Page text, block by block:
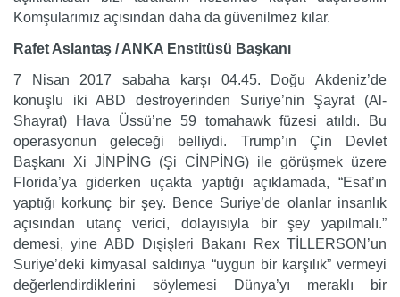
Komşularımız açısından daha da güvenilmez kılar.
Rafet Aslantaş / ANKA Enstitüsü Başkanı
7 Nisan 2017 sabaha karşı 04.45. Doğu Akdeniz’de
konuşlu iki ABD destroyerinden Suriye’nin Şayrat (Al-
Shayrat) Hava Üssü’ne 59 tomahawk füzesi atıldı. Bu
operasyonun geleceği belliydi. Trump’ın Çin Devlet
Başkanı Xi JİNPİNG (Şi CİNPİNG) ile görüşmek üzere
Florida’ya giderken uçakta yaptığı açıklamada, “Esat’ın
yaptığı korkunç bir şey. Bence Suriye’de olanlar insanlık
açısından utanç verici, dolayısıyla bir şey yapılmalı.”
demesi, yine ABD Dışişleri Bakanı Rex TİLLERSON’un
Suriye’deki kimyasal saldırıya “uygun bir karşılık” vermeyi
değerlendirdiklerini söylemesi Dünya’yı meraklı bir